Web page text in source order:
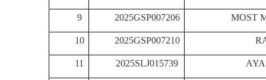
9 2025GSP007206 MOST
10 2025GSP007210
11 2025SLJ015739